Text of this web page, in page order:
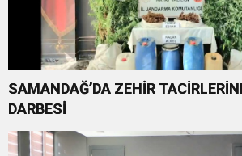
SAMANDAĞ’DA ZEHİR
DARBESİ